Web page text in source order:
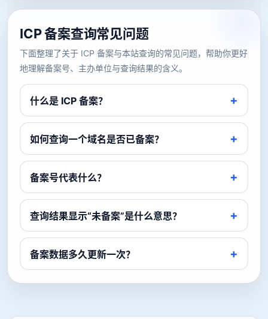
ICP 备案查询常见问题
下面整理了关于 ICP 备案与本站查询的常见问题，帮助你更好
地理解备案号、主办单位与查询结果的含义。
什么是 ICP 备案？
如何查询一个域名是否已备案？
备案号代表什么？
查询结果显示“未备案”是什么意思？
备案数据多久更新一次？